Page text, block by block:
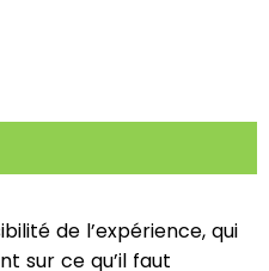
de l’expérience, qui
sur ce qu’il faut